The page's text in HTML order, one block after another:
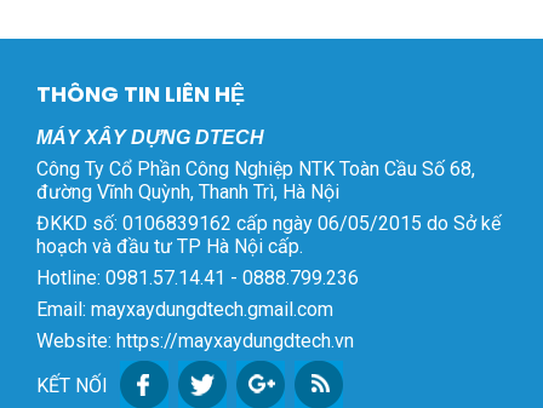
THÔNG TIN LIÊN HỆ
MÁY XÂY DỰNG DTECH
Công Ty Cổ Phần Công Nghiệp NTK Toàn Cầu Số 68,
đường Vĩnh Quỳnh, Thanh Trì, Hà Nội
ĐKKD số: 0106839162 cấp ngày 06/05/2015 do Sở kế
hoạch và đầu tư TP Hà Nội cấp.
Hotline: 0981.57.14.41 - 0888.799.236
Email: mayxaydungdtech.gmail.com
Website: https://mayxaydungdtech.vn
KẾT NỐI